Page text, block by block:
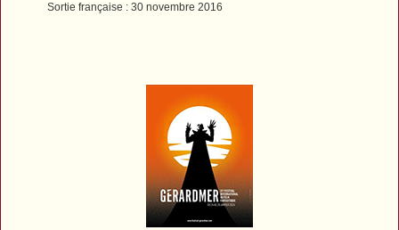
Sortie française : 30 novembre 2016